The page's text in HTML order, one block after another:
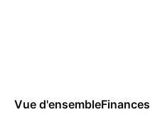
Vue d'ensembleFinances